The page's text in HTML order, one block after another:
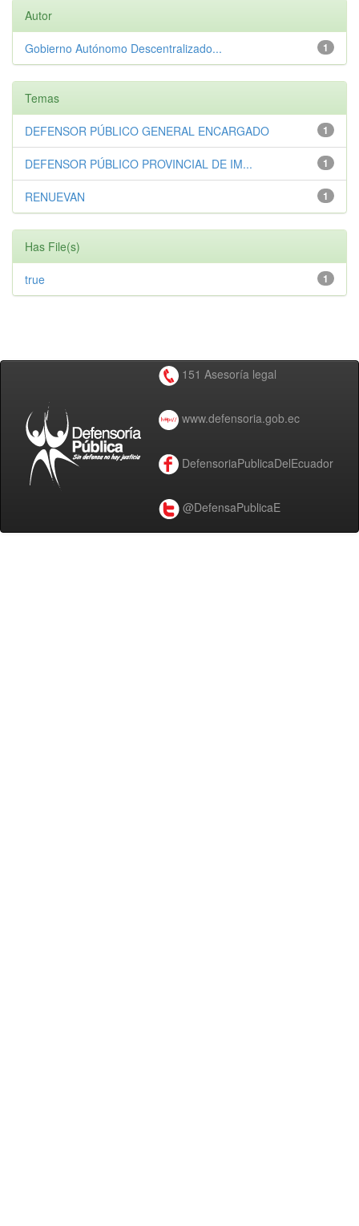
Autor
1
Gobierno Autónomo Descentralizado...
Temas
1
DEFENSOR PÚBLICO GENERAL ENCARGADO
1
DEFENSOR PÚBLICO PROVINCIAL DE IM...
1
RENUEVAN
Has File(s)
1
true
151 Asesoría legal
www.defensoria.gob.ec
DefensoriaPublicaDelEcuador
@DefensaPublicaE